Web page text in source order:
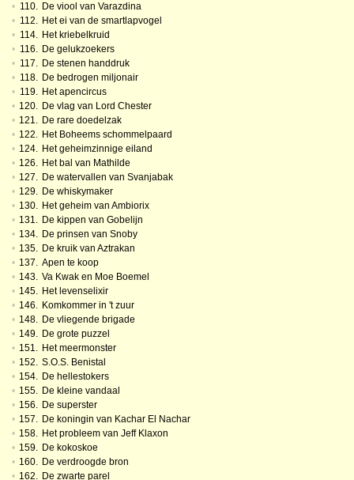
• 110. De viool van Varazdina
• 112. Het ei van de smartlapvogel
• 114. Het kriebelkruid
• 116. De gelukzoekers
• 117. De stenen handdruk
• 118. De bedrogen miljonair
• 119. Het apencircus
• 120. De vlag van Lord Chester
• 121. De rare doedelzak
• 122. Het Boheems schommelpaard
• 124. Het geheimzinnige eiland
• 126. Het bal van Mathilde
• 127. De watervallen van Svanjabak
• 129. De whiskymaker
• 130. Het geheim van Ambiorix
• 131. De kippen van Gobelijn
• 134. De prinsen van Snoby
• 135. De kruik van Aztrakan
• 137. Apen te koop
• 143. Va Kwak en Moe Boemel
• 145. Het levenselixir
• 146. Komkommer in 't zuur
• 148. De vliegende brigade
• 149. De grote puzzel
• 151. Het meermonster
• 152. S.O.S. Benistal
• 154. De hellestokers
• 155. De kleine vandaal
• 156. De superster
• 157. De koningin van Kachar El Nachar
• 158. Het probleem van Jeff Klaxon
• 159. De kokoskoe
• 160. De verdroogde bron
• 162. De zwarte parel